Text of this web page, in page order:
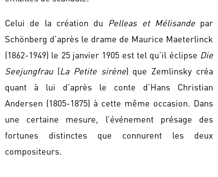
Celui de la création du Pelleas et Mélisandepar
Schönberg d’après le drame de Maurice Maeterlinck
(1862-1949) le 25 janvier 1905 est tel qu’il éclipse Die
Seejungfrau(La Petite sirène) que Zemlinsky créa
quant à lui d’après le conte d’Hans Christian
Andersen (1805-1875) à cette même occasion. Dans
une certaine mesure, l’événement présage des
fortunes distinctes que connurent les deux
compositeurs.